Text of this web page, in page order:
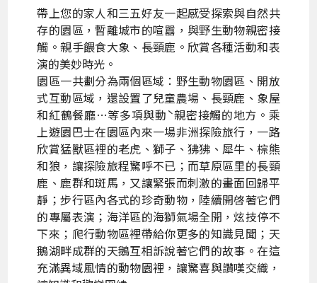
帶上您的家人和三五好友一起感受探索與自然共
存的園區，暫離城市的喧囂，與野生動物親密接
觸。親手餵食大象、長頸鹿。欣賞各種活動和表
演的美妙時光。
園區一共劃分為兩個區域：野生動物園區、開放
式互動區域，還設置了兒童農場、長頸鹿、象屋
和紅鶴餐廳…等多項與動ˋ親密接觸的地方。乘
上遊園巴士在園區內來一場非洲探險旅行，一路
欣賞猛獸區裡的老虎、獅子、狒狒、犀牛、棕熊
和狼，讓探險旅程驚呼不已；而草原區里的長頸
鹿、鹿群和斑馬，又讓緊張而刺激的畫面回歸平
靜；步行區內各式的珍奇動物，陸續開啓著它們
的專屬表演；海洋區的海獅氣場全開，炫技停不
下來；爬行動物區裡帶給你更多的知識見聞；天
鵝湖畔成群的天鵝互相訴說著它們的故事。在這
充滿異域風情的動物園裡，讓驚喜與讚嘆交織，